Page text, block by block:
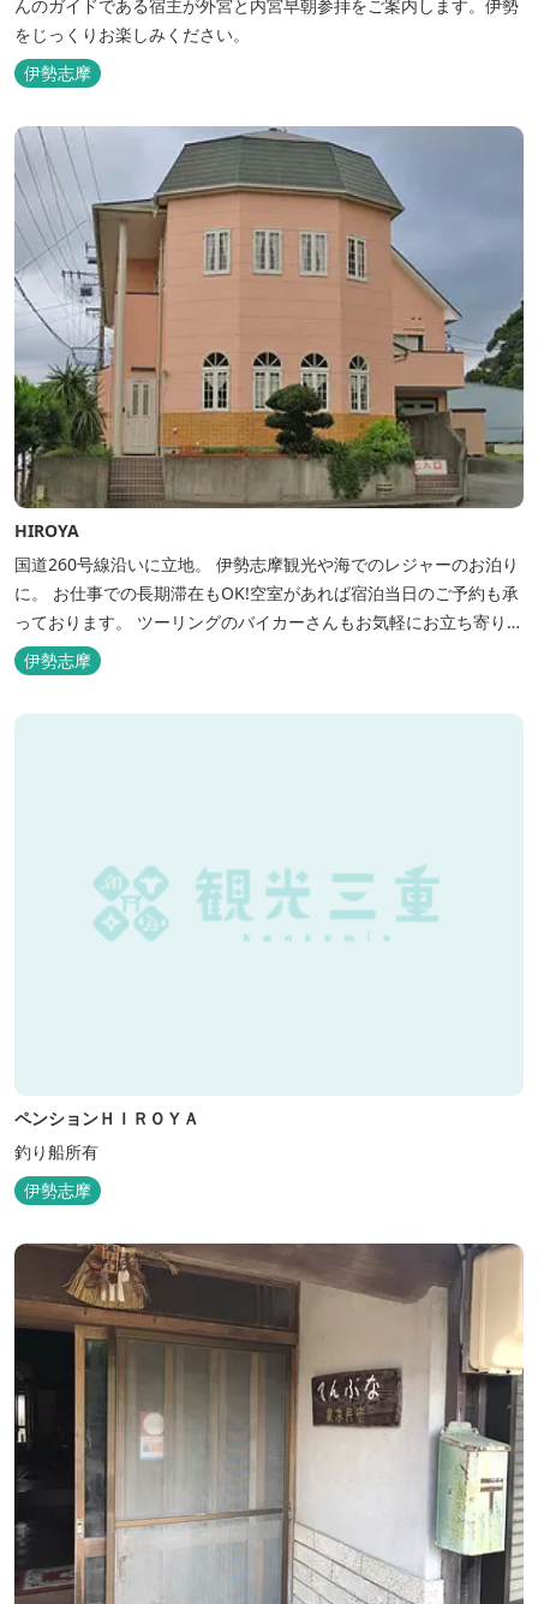
んのガイドである宿主が外宮と内宮早朝参拝をご案内します。伊勢
をじっくりお楽しみください。
伊勢志摩
HIROYA
国道260号線沿いに立地。 伊勢志摩観光や海でのレジャーのお泊り
に。 お仕事での長期滞在もOK!空室があれば宿泊当日のご予約も承
っております。 ツーリングのバイカーさんもお気軽にお立ち寄りく
ださい。
伊勢志摩
ペンションＨＩＲＯＹＡ
釣り船所有
伊勢志摩